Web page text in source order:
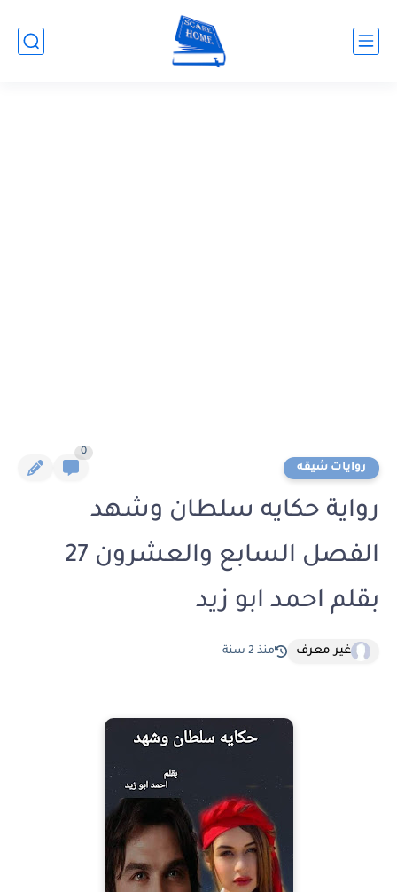
روايات شيقه
0
رواية حكايه سلطان وشهد
الفصل السابع والعشرون 27
بقلم احمد ابو زيد
غير معرف منذ 2 سنة